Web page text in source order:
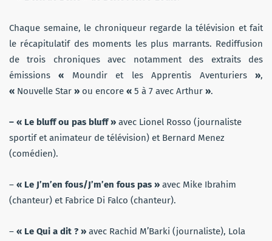
Chaque semaine, le chroniqueur regarde la télévision et fait
le récapitulatif des moments les plus marrants. Rediffusion
de trois chroniques avec notamment des extraits des
émissions« Moundir et les Apprentis Aventuriers»,
« Nouvelle Star » ou encore « 5 à 7 avec Arthur ».
– « Le bluff ou pas bluff » avec Lionel Rosso (journaliste
sportif et animateur de télévision) et Bernard Menez
(comédien).
– « Le J’m’en fous/J’m’en fous pas » avec Mike Ibrahim
(chanteur) et Fabrice Di Falco (chanteur).
– « Le Qui a dit ? » avec Rachid M’Barki (journaliste), Lola